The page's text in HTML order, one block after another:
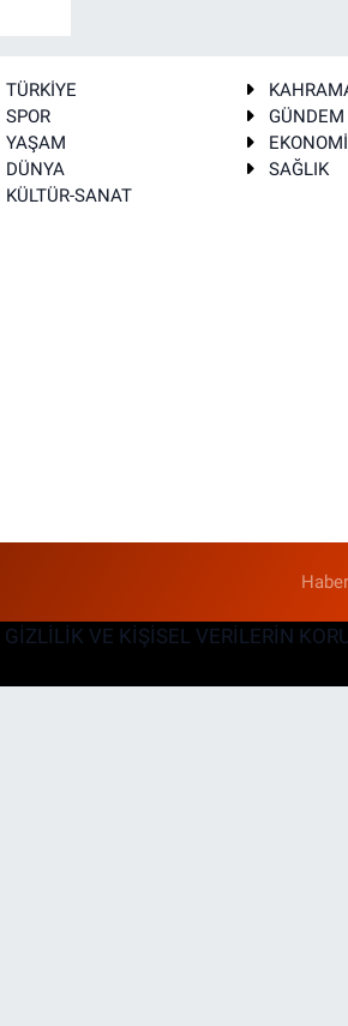
TÜRKİYE
SPOR
GÜNDEM
YAŞAM
EKONOMİ
DÜNYA
SAĞLIK
KÜLTÜR-SANAT
GİZLİLİK VE KİŞİSEL VERİLERİN